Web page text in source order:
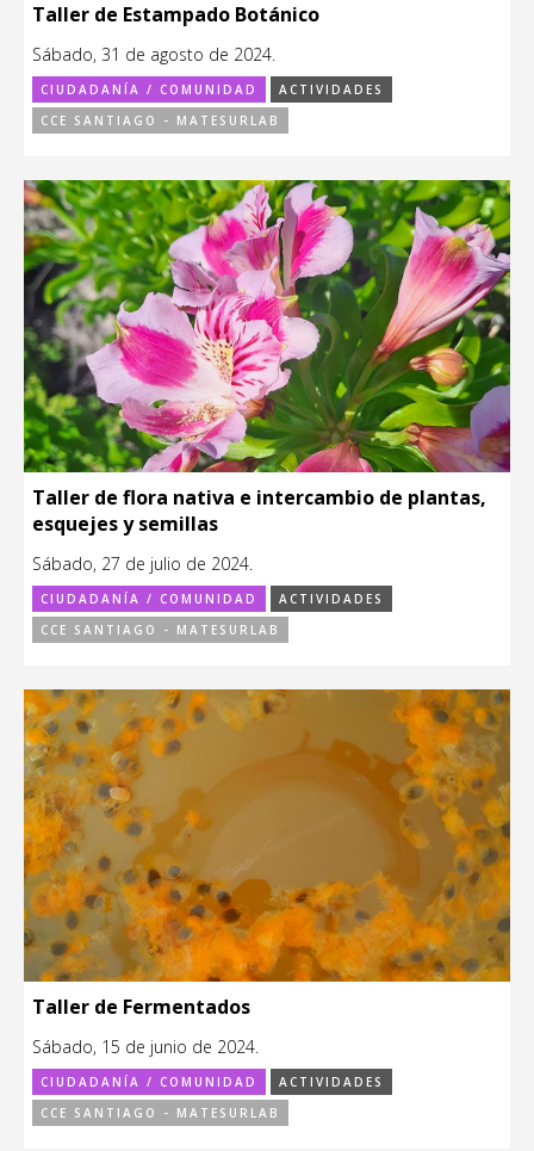
Taller de Estampado Botánico
Sábado, 31 de agosto de 2024.
CIUDADANÍA / COMUNIDAD
ACTIVIDADES
CCE SANTIAGO - MATESURLAB
Taller de flora nativa e intercambio de plantas,
esquejes y semillas
Sábado, 27 de julio de 2024.
CIUDADANÍA / COMUNIDAD
ACTIVIDADES
CCE SANTIAGO - MATESURLAB
Taller de Fermentados
Sábado, 15 de junio de 2024.
CIUDADANÍA / COMUNIDAD
ACTIVIDADES
CCE SANTIAGO - MATESURLAB